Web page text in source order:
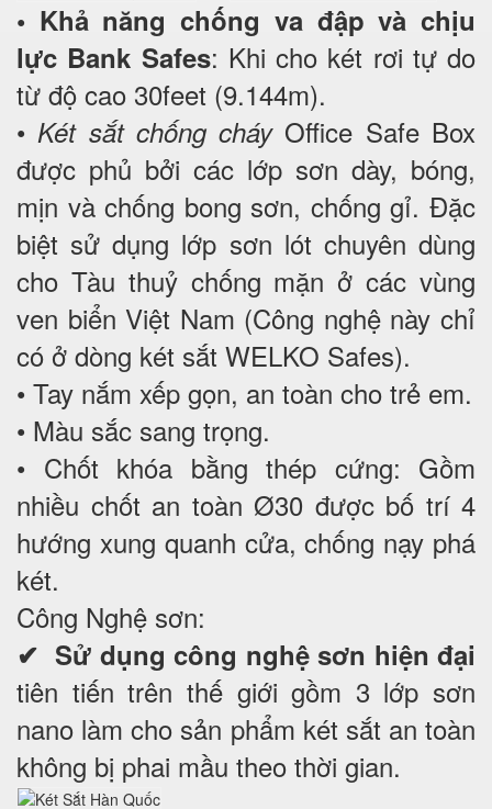
• Khả năng chống va đập và chịu
lực Bank Safes: Khi cho két rơi tự do
từ độ cao 30feet (9.144m).
•Két sắt chống cháyOffice Safe Box
được phủ bởi các lớp sơn dày, bóng,
mịn và chống bong sơn, chống gỉ. Đặc
biệt sử dụng lớp sơn lót chuyên dùng
cho Tàu thuỷ chống mặn ở các vùng
ven biển Việt Nam (Công nghệ này chỉ
có ở dòng két sắt WELKO Safes).
• Tay nắm xếp gọn, an toàn cho trẻ em.
• Màu sắc sang trọng.
• Chốt khóa bằng thép cứng: Gồm
nhiều chốt an toàn Ø30 được bố trí 4
hướng xung quanh cửa, chống nạy phá
két.
Công Nghệ sơn:
✔ Sử dụng công nghệ sơn hiện đại
tiên tiến trên thế giới gồm 3 lớp sơn
nano làm cho sản phẩm két sắt an toàn
không bị phai mầu theo thời gian.